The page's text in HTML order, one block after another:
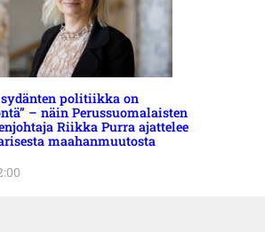
sydänten politiikka on
– näin Perussuomalaisten
Riikka Purra ajattelee
maahanmuutosta